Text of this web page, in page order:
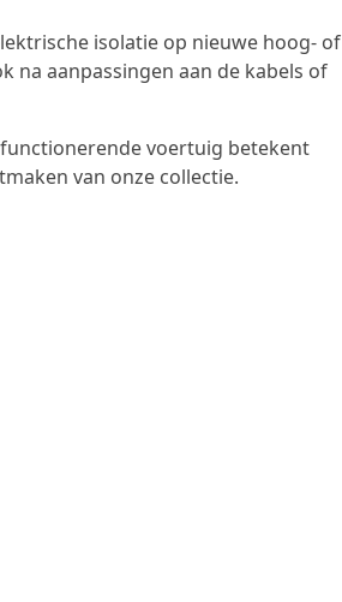
isolatie op nieuwe hoog- of
na aanpassingen aan de kabels of
voertuig betekent
van onze collectie.